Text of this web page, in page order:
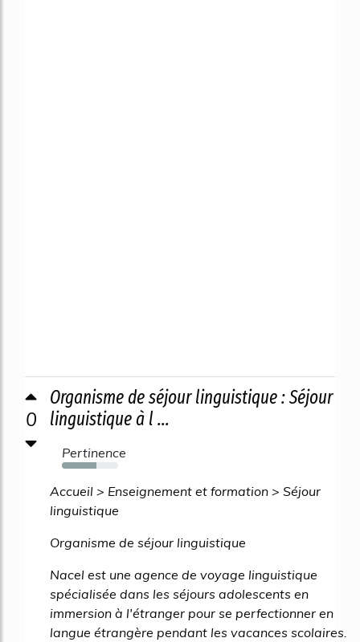
0
Organisme de séjour linguistique : Séjour
linguistique à l ...
Pertinence
62%
Accueil > Enseignement et formation > Séjour
linguistique
Organisme de séjour linguistique
Nacel est une agence de voyage linguistique
spécialisée dans les séjours adolescents en
immersion à l'étranger pour se perfectionner en
langue étrangère pendant les vacances scolaires.